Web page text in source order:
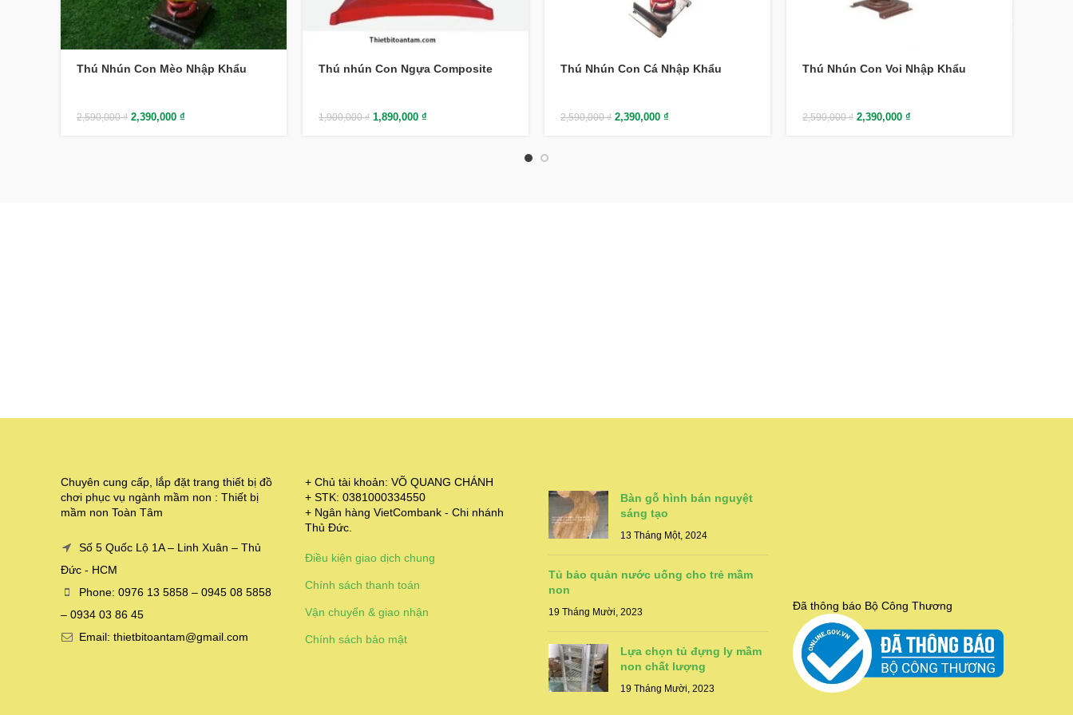
Thú Nhún Con Mèo Nhập Khẩu
2,590,000₫ 2,390,000 ₫
Thú nhún Con Ngựa Composite
1,900,000₫ 1,890,000 ₫
Thú Nhún Con Cá Nhập Khẩu
2,590,000₫ 2,390,000 ₫
Thú Nhún Con Voi Nhập Khẩu
2,590,000₫ 2,390,000 ₫
Chuyên cung cấp, lắp đặt trang thiết bị đồ
chơi phục vụ ngành mầm non : Thiết bị
mầm non Toàn Tâm
Số 5 Quốc Lộ 1A – Linh Xuân – Thủ
Đức - HCM
Phone: 0976 13 5858 – 0945 08 5858
– 0934 03 86 45
Email: thietbitoantam@gmail.com
+ Chủ tài khoản: VÕ QUANG CHÁNH
+ STK: 0381000334550
+ Ngân hàng VietCombank - Chi nhánh
Thủ Đức.
Điều kiện giao dịch chung
Chính sách thanh toán
Vận chuyển & giao nhận
Chính sách bảo mật
Bàn gỗ hình bán nguyệt
sáng tạo
13 Tháng Một, 2024
Tủ bảo quản nước uống cho trẻ mầm
non
19 Tháng Mười, 2023
Lựa chọn tủ đựng ly mầm
non chất lượng
19 Tháng Mười, 2023
Đã thông báo Bộ Công Thương